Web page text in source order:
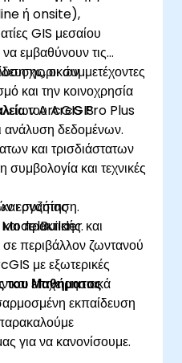
ή onsite),
GIS μεσαίου
εμβαθύνουν τις
χωρικών
και την κοινοχρησία
του ArcGIS
οι συμμετέχοντες
ArcGIS Pro Plus
ανάλυση δεδομένων.
και τρισδιάστατων
και τεχνικές
εργασίας
ModelBuilder και
με εξωτερικές
επιχειρησιακά
συζήτηση.
πρακτικής.
περιβάλλον ζωντανού
του Μαθήματος
εκπαίδευση
για να κανονίσουμε.